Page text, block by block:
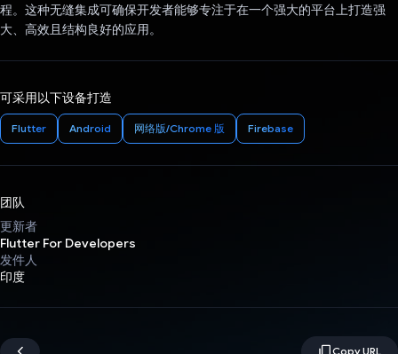
程。这种无缝集成可确保开发者能够专注于在一个强大的平台上打造强
大、高效且结构良好的应用。
可采用以下设备打造
Flutter Android 网络版/Chrome 版 Firebase
团队
更新者
Flutter For Developers
发件人
印度